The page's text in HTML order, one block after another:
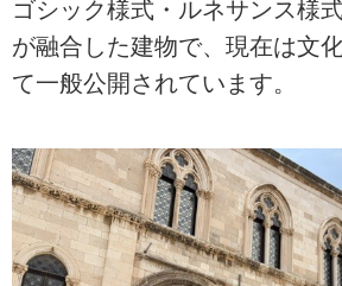
ゴシック様式・ルネサンス様
が融合した建物で、現在は文
て一般公開されています。